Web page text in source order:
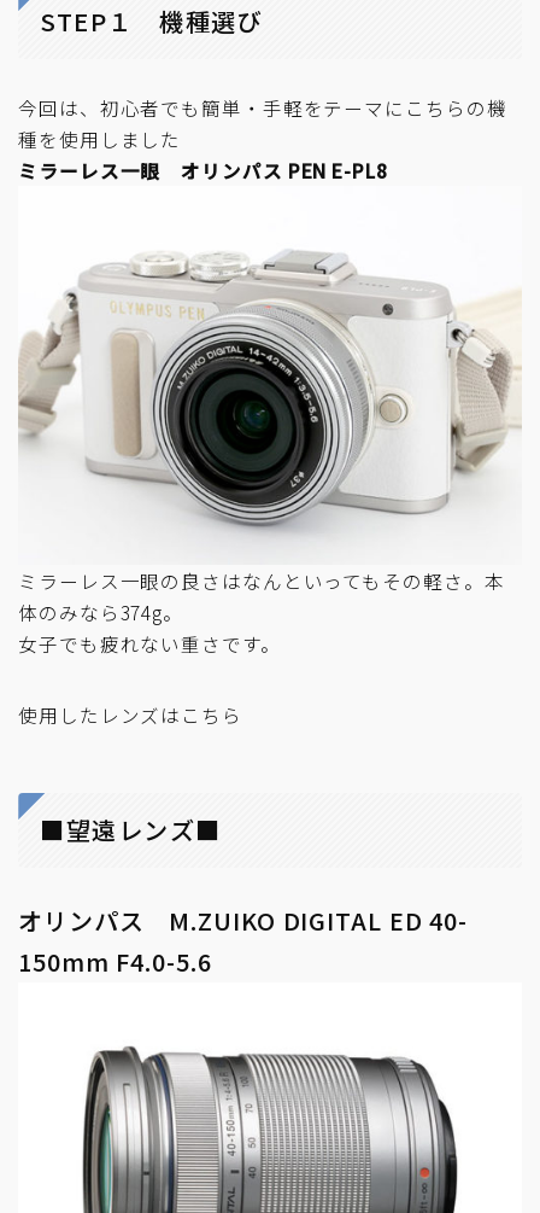
STEP１ 機種選び
今回は、初心者でも簡単・手軽をテーマにこちらの機
種を使用しました
ミラーレス一眼オリンパス PEN E-PL8
ミラーレス一眼の良さはなんといってもその軽さ。本
体のみなら374g。
女子でも疲れない重さです。
使用したレンズはこちら
■望遠レンズ■
オリンパス M.ZUIKO DIGITAL ED 40-
150mm F4.0-5.6